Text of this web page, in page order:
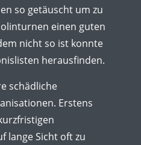
so getäuscht um zu
einen guten
nicht so ist konnte
herausfinden.
schädliche
Erstens
lange Sicht oft zu